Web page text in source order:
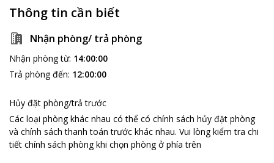
loading...
Thông tin cần biết
Nhận phòng/ trả phòng
Nhận phòng từ: 14:00:00
Trả phòng đến: 12:00:00
Hủy đặt phòng/trả trước
Các loại phòng khác nhau có thể có chính sách hủy đặt phòng
và chính sách thanh toán trước khác nhau. Vui lòng kiểm tra chi
tiết chính sách phòng khi chọn phòng ở phía trên